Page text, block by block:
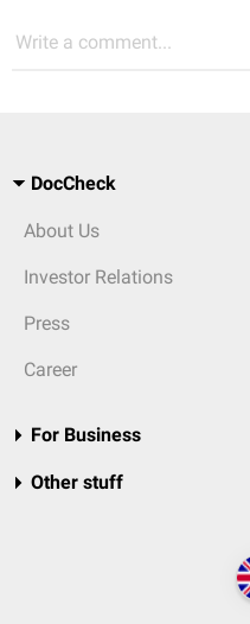
Write a comment...
DocCheck
About Us
Investor Relations
Press
Career
For Business
Other stuff